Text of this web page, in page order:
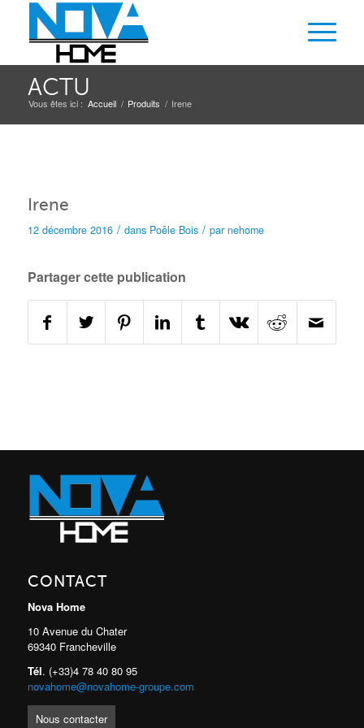
ACTU
Vous êtes ici : Accueil / Produits / Irene
Irene
12 décembre 2016 / dans Poêle Bois / par nehome
Partager cette publication
CONTACT
Nova Home
10 Avenue du Chater
69340 Francheville
Tél. (+33)4 78 40 80 95
novahome@novahome-groupe.com
Nous contacter